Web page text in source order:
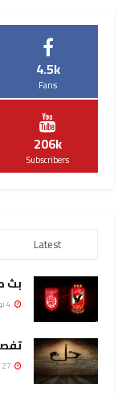
4.5k
Fans
206k
Subscribers
Latest
بث